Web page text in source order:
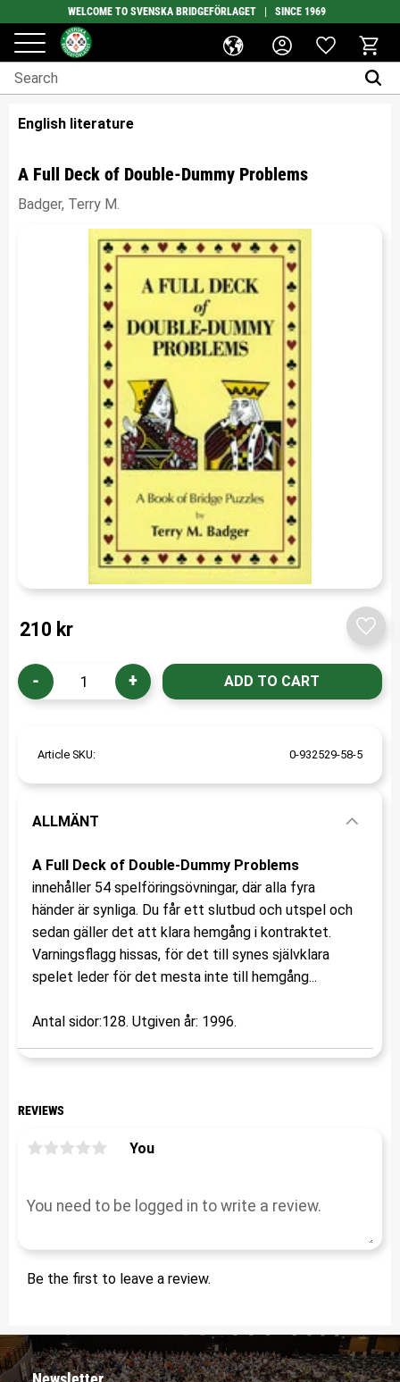
Menu
WELCOME TO SVENSKA BRIDGEFÖRLAGET | SINCE 1969
Favorites
Basket
English literature
A Full Deck of Double-Dummy Problems
Badger, Terry M.
210 kr
+
-
Add
Article SKU 0-932529-58-5
ALLMÄNT
A Full Deck of Double-Dummy Problems
innehåller 54 spelföringsövningar, där alla fyra
händer är synliga. Du får ett slutbud och utspel och
sedan gäller det att klara hemgång i kontraktet.
Varningsflagg hissas, för det till synes självklara
spelet leder för det mesta inte till hemgång...
Antal sidor:128. Utgiven år: 1996.
REVIEWS
You
Be the first to leave a review.